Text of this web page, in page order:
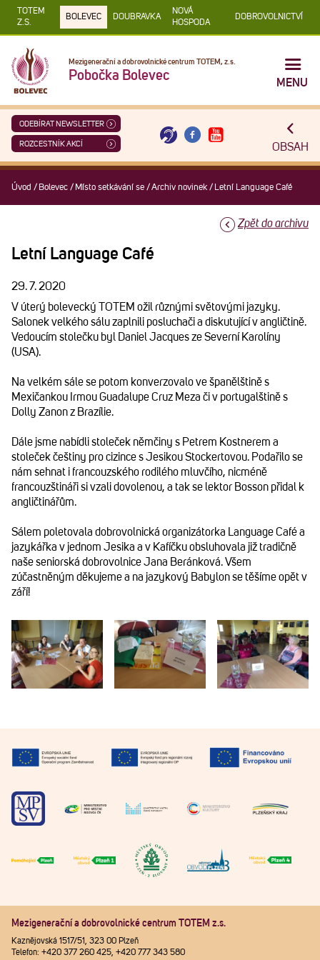
TOTEM
Z.S.
BOLEVEC DOUBRAVKA
NOVÁ
HOSPODA
DOBROVOLNICTVÍ
Mezigenerační a dobrovolnické centrum TOTEM, z.s.
Pobočka Bolevec
MENU
ODEBÍRAT NEWSLETTER
ROZCESTNÍK AKCÍ OBSAH
Úvod / Bolevec / Místo setkávání se /Archiv novinek / Letní Language Café
Zpět do archivu
Letní Language Café
29. 7. 2020
V úterý bolevecký TOTEM ožil různými světovými jazyky.
Salonek velkého sálu zaplnili posluchači a diskutující v angličtině.
Vedoucím stolečku byl Daniel Jacques ze Severní Karolíny
(USA).
Na velkém sále se potom konverzovalo ve španělštině s
Mexičankou Irmou Guadalupe Cruz Meza či v portugalštině s
Dolly Zanon z Brazílie.
Dále jsme nabídli stoleček němčiny s Petrem Kostnerem a
stoleček češtiny pro cizince s Jesikou Stockertovou. Podařilo se
nám sehnat i francouzského rodilého mluvčího, nicméně
francouzštináři si vzali dovolenou, a tak se lektor Bosson přidal k
angličtinářům.
Sálem poletovala dobrovolnická organizátorka Language Café a
jazykářka v jednom Jesika a v Kafíčku obsluhovala již tradičně
naše seniorská dobrovolnice Jana Beránková. Všem
zúčastněným děkujeme a na jazykový Babylon se těšíme opět v
září!
Mezigenerační a dobrovolnické centrum TOTEM z.s.
Kaznějovská 1517/51, 323 00 Plzeň
Telefon: +420 377 260 425, +420 777 343 580